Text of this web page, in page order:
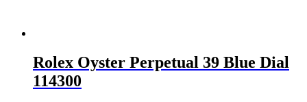
Rolex Oyster Perpetual 39 Blue Dial
114300